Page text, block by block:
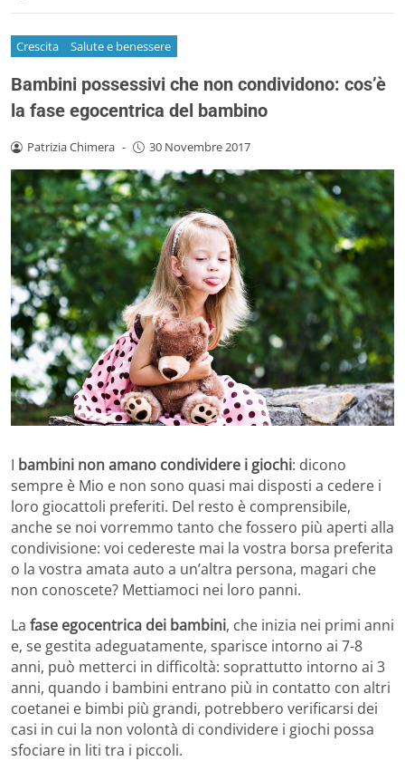
Crescita Salute e benessere
Bambini possessivi che non condividono: cos’è
la fase egocentrica del bambino
Patrizia Chimera - 30 Novembre 2017
I bambini non amano condividere i giochi: dicono
sempre è Mio e non sono quasi mai disposti a cedere i
loro giocattoli preferiti. Del resto è comprensibile,
anche se noi vorremmo tanto che fossero più aperti alla
condivisione: voi cedereste mai la vostra borsa preferita
o la vostra amata auto a un’altra persona, magari che
non conoscete? Mettiamoci nei loro panni.
La fase egocentrica dei bambini, che inizia nei primi anni
e, se gestita adeguatamente, sparisce intorno ai 7-8
anni, può metterci in difficoltà: soprattutto intorno ai 3
anni, quando i bambini entrano più in contatto con altri
coetanei e bimbi più grandi, potrebbero verificarsi dei
casi in cui la non volontà di condividere i giochi possa
sfociare in liti tra i piccoli.